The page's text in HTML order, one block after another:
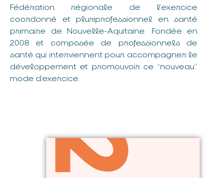
Fédération régionale de l’exercice
coordonné et pluriprofessionnel en santé
primaire de Nouvelle-Aquitaine. Fondée en
2008 et composée de professionnels de
santé qui interviennent pour accompagner le
développement et promouvoir ce “nouveau”
mode d’exercice.